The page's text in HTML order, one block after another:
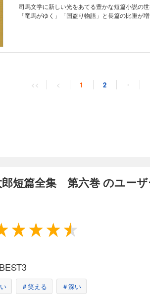
司馬文学に新しい光をあてる豊かな短篇小説の
「竜馬がゆく」「国盗り物語」と長篇の比重が
司馬文学に新しい光をあてる豊かな短篇小説の
を最後に作家は短篇創作から離れ、大長篇作家と
<< < 1 2 ・
郎短篇全集 第六巻 のユー
＃笑える ＃深い